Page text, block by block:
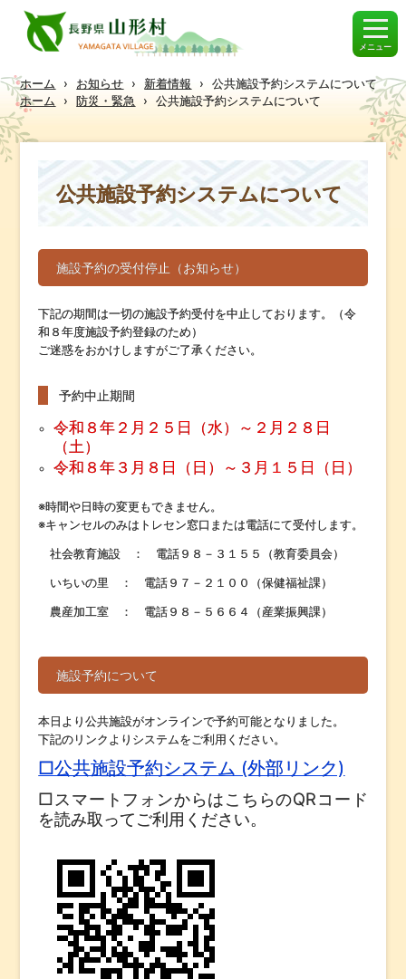
メニュー
ホーム › お知らせ › 新着情報 ›
公共施設予約システムについて
ホーム
› 防災・緊急 › 公共施設予約システムについて
公共施設予約システムについて
施設予約の受付停止（お知らせ）
下記の期間は一切の施設予約受付を中止しております。（令
和８年度施設予約登録のため）
ご迷惑をおかけしますがご了承ください。
予約中止期間
令和８年２月２５日（水）～２月２８日
（土）
令和８年３月８日（日）～３月１５日（日）
※時間や日時の変更もできません。
※キャンセルのみはトレセン窓口または電話にて受付します。
社会教育施設 ： 電話９８－３１５５（教育委員会）
いちいの里 ： 電話９７－２１００（保健福祉課）
農産加工室 ： 電話９８－５６６４（産業振興課）
施設予約について
本日より公共施設がオンラインで予約可能となりました。
下記のリンクよりシステムをご利用ください。
□公共施設予約システム (外部リンク)
□スマートフォンからはこちらのQRコード
を読み取ってご利用ください。